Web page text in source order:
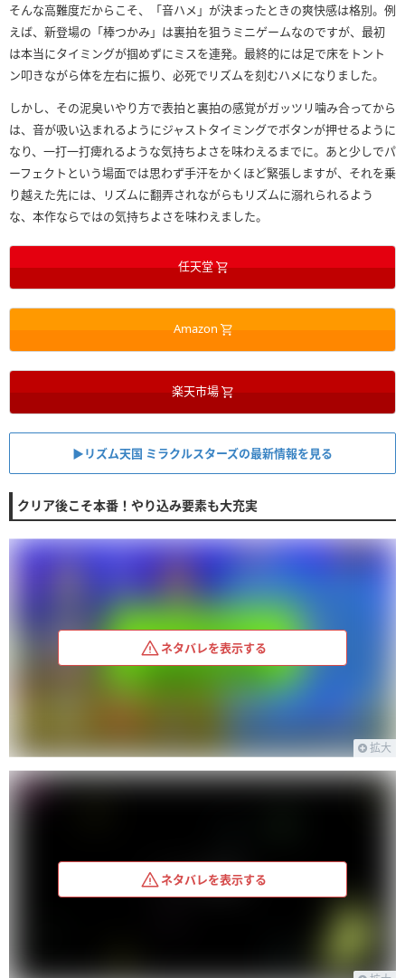
そんな高難度だからこそ、「音ハメ」が決まったときの爽快感は格別。例
えば、新登場の「棒つかみ」は裏拍を狙うミニゲームなのですが、最初
は本当にタイミングが掴めずにミスを連発。最終的には足で床をトント
ン叩きながら体を左右に振り、必死でリズムを刻むハメになりました。
しかし、その泥臭いやり方で表拍と裏拍の感覚がガッツリ噛み合ってから
は、音が吸い込まれるようにジャストタイミングでボタンが押せるように
なり、一打一打痺れるような気持ちよさを味わえるまでに。あと少しでパ
ーフェクトという場面では思わず手汗をかくほど緊張しますが、それを乗
り越えた先には、リズムに翻弄されながらもリズムに溺れられるよう
な、本作ならではの気持ちよさを味わえました。
任天堂
Amazon
楽天市場
▶︎リズム天国 ミラクルスターズの最新情報を見る
クリア後こそ本番！やり込み要素も大充実
拡大
ネタバレを表示する
ネタバレを表示する